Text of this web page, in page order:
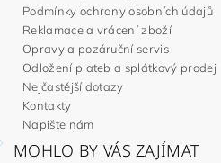
Podmínky ochrany osobních údajů
Reklamace a vrácení zboží
Opravy a pozáruční servis
Odložení plateb a splátkový prodej
Nejčastější dotazy
Kontakty
Napište nám
MOHLO BY VÁS ZAJÍMAT